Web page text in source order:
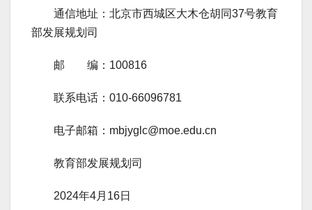
通信地址：北京市西城区大木仓胡同37号教育
部发展规划司
邮 编：100816
联系电话：010-66096781
电子邮箱：mbjyglc@moe.edu.cn
教育部发展规划司
2024年4月16日